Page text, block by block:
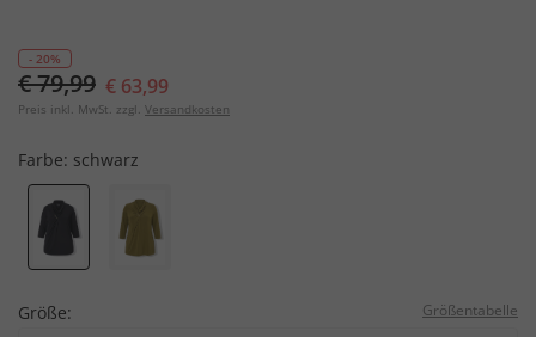
- 20%
€ 79,99 € 63,99
Preis inkl. MwSt. zzgl. Versandkosten
Farbe: schwarz
Größe: Größentabelle